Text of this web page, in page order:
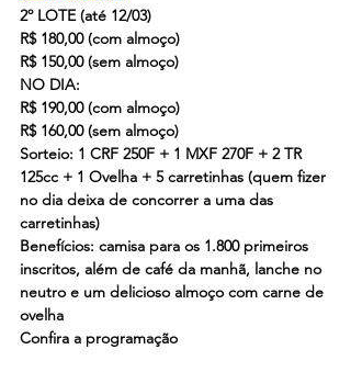
2º LOTE (até 12/03)
R$ 180,00 (com almoço)
R$ 150,00 (sem almoço)
NO DIA:
R$ 190,00 (com almoço)
R$ 160,00 (sem almoço)
Sorteio: 1 CRF 250F + 1 MXF 270F + 2 TR
125cc + 1 Ovelha + 5 carretinhas (quem fizer
no dia deixa de concorrer a uma das
carretinhas)
Benefícios: camisa para os 1.800 primeiros
inscritos, além de café da manhã, lanche no
neutro e um delicioso almoço com carne de
ovelha
Confira a programação